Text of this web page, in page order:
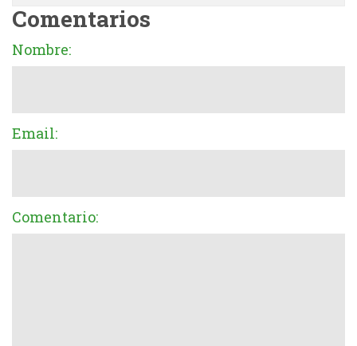
Comentarios
Nombre:
Email:
Comentario: